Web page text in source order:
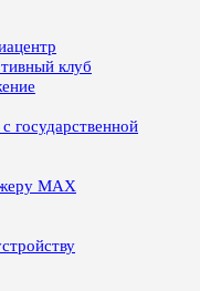
клуб
государственной
MAX